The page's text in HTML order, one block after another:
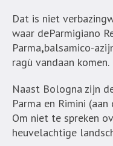
Dat is niet
waar deParmigiano
Parma,balsamico-
ragù vandaan komen.
Naast Bologna zijn
Parma en Rimini
Om niet te spreken
heuvelachtige